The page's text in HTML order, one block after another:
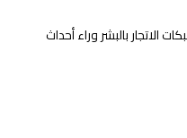
الاتجار بالبشر وراء أحداث